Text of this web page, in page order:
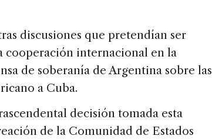
discusiones que pretendían ser
cooperación internacional en la
de soberanía de Argentina sobre las
a Cuba.
decisión tomada esta
de la Comunidad de Estados